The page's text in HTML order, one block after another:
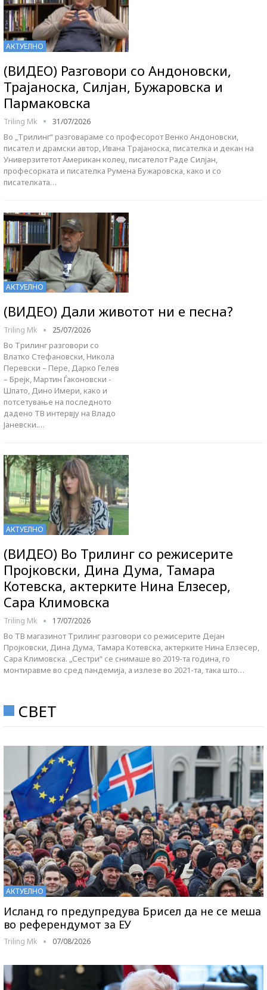
АКТУЕЛНО
(ВИДЕО) Разговори со Андоновски,
Трајаноска, Силјан, Бужаровска и
Пармаковска
Triling Mk 31/07/2026
Во „Трилинг“ разговараме со професорот Венко Андоновски,
писател и драмски автор, Ивана Трајаноска, писателка и декан на
Универзитетот Американ колеџ, писателот Раде Силјан,
професорката и писателка Румена Бужаровска, како и со
писателката…
АКТУЕЛНО
(ВИДЕО) Дали животот ни е песна?
Triling Mk 25/07/2026
Во Трилинг разговори со
Влатко Стефановски, Никола
Перевски – Пере, Дарко Гелев
– Брејк, Мартин Ѓаконовски -
Шпато, Дино Имери, како и
потсетување на последното
дадено ТВ интервју на Владо
Јаневски.…
АКТУЕЛНО
(ВИДЕО) Во Трилинг со режисерите
Пројковски, Дина Дума, Тамара
Котевска, актерките Нина Елзесер,
Сара Климовска
Triling Mk 17/07/2026
Во ТВ магазинот Трилинг разговори со режисерите Дејан
Пројковски, Дина Дума, Тамара Котевска, актерките Нина Елзесер,
Сара Климовска. „Сестри“ се снимаше во 2019-та година, го
монтиравме во сред пандемија, а излезе во 2021-та, така што…
СВЕТ
АКТУЕЛНО
Исланд го предупредува Брисел да не се меша
во референдумот за ЕУ
Triling Mk 07/08/2026